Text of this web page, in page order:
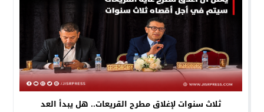
ثلاث سنوات لإغلاق مطرح القريعات.. هل يبدأ العد